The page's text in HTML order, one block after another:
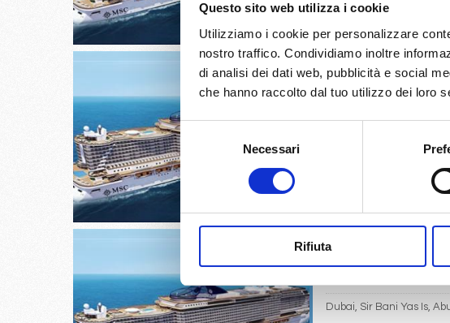
Questo sito web utilizza i cookie
Utilizziamo i cookie per personalizzare
nostro traffico. Condividiamo inoltre
di analisi dei dati web, pubblicità e social
che hanno raccolto dal tuo utilizzo dei loro
Selezione
del
consenso
Necessari
Rifiuta
€ 873
da
Dubai, Sir Bani Yas Is,